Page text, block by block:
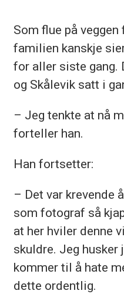
Som flue på
familien kanskje
for aller siste gang.
og Skålevik satt i
– Jeg tenkte at nå
forteller han.
Han fortsetter:
– Det var krevende
som fotograf så
at her hviler denne
skuldre. Jeg husker
kommer til å hate
dette ordentlig.